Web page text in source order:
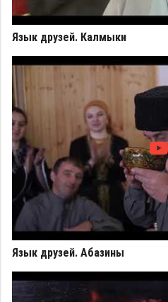
Язык друзей. Калмыки
Язык друзей. Абазины